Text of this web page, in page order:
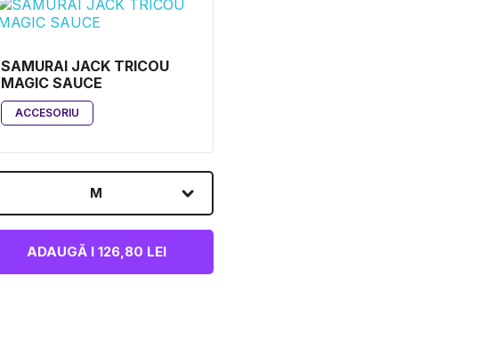
SAMURAI JACK TRICOU
MAGIC SAUCE
ACCESORIU
M
ADAUGĂ I 126,80 LEI